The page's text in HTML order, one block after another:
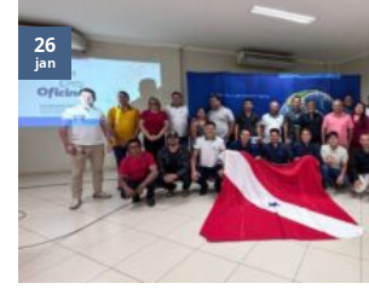
26
jan